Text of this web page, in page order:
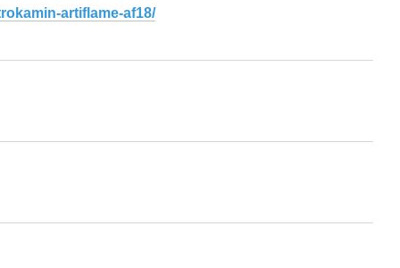
artiflame-af18/